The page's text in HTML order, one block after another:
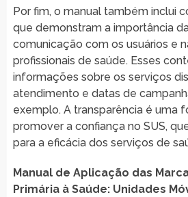
Por fim, o manual também inclui
que demonstram a importância
comunicação com os usuários e
profissionais de saúde. Esses
informações sobre os serviços
atendimento e datas de
exemplo. A transparência é uma
promover a confiança no SUS,
para a eficácia dos serviços de
Manual de Aplicação das
Primária à Saúde: Unidades